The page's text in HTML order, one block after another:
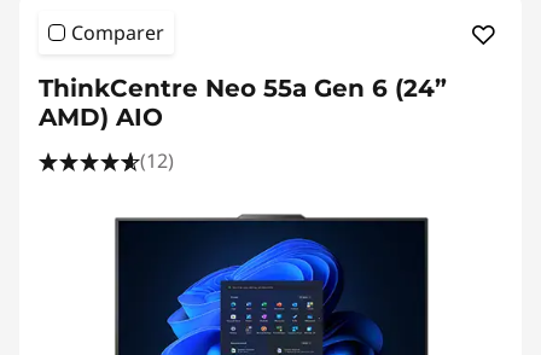
Comparer
ThinkCentre Neo 55a Gen 6 (24”
AMD) AIO
(12)